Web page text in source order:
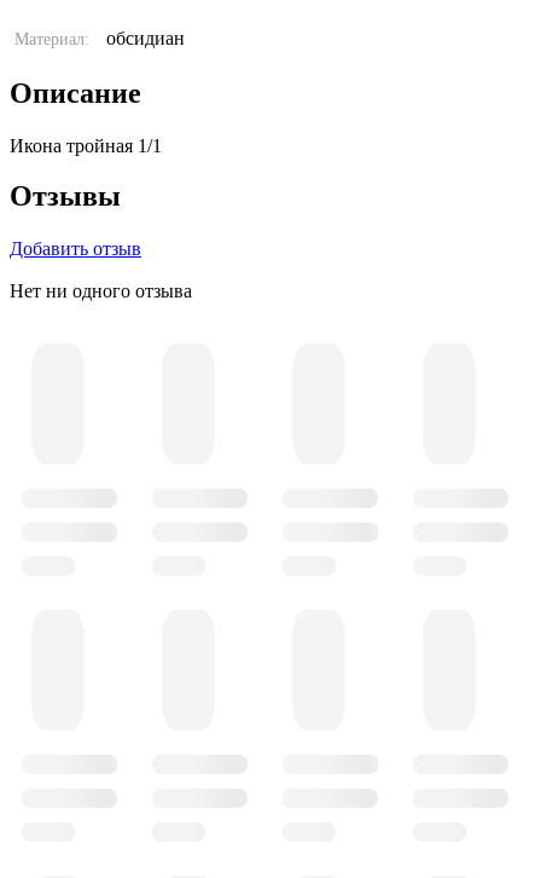
Материал: обсидиан
Описание
Икона тройная 1/1
Отзывы
Добавить отзыв
Нет ни одного отзыва